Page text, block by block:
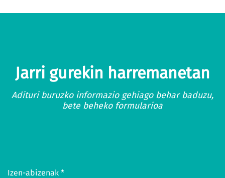
Jarri gurekin harremanetan
Adituri buruzko informazio gehiago behar baduzu,
bete beheko formularioa
Izen-abizenak *